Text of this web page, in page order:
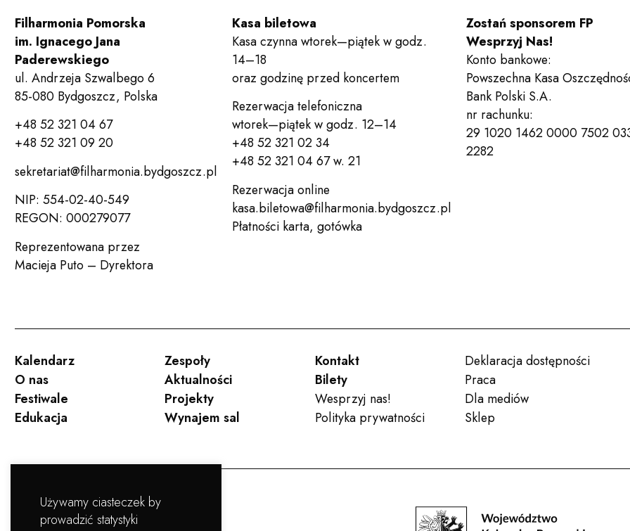
Zespoły
Wynajem sal
Kontakt
Filharmonia Pomorska
im. Ignacego Jana
Paderewskiego
ul. Andrzeja Szwalbego 6
85-080 Bydgoszcz, Polska
+48 52 321 04 67
+48 52 321 09 20
sekretariat@filharmonia.bydgoszcz.pl
NIP: 554-02-40-549
REGON: 000279077
Reprezentowana przez
Macieja Puto – Dyrektora
Kasa biletowa
Kasa czynna wtorek—piątek w godz.
14–18
oraz godzinę przed koncertem
Rezerwacja telefoniczna
wtorek—piątek w godz. 12–14
+48 52 321 02 34
+48 52 321 04 67 w. 21
Rezerwacja online
kasa.biletowa@filharmonia.bydgoszcz.pl
Płatności karta, gotówka
Zostań sponsorem FP
Wesprzyj Nas!
Konto bankowe:
Powszechna Kasa
Bank Polski S.A.
nr rachunku:
29 1020 1462 0000 7502
2282
Kalendarz
O nas
Festiwale
Edukacja
Zespoły
Aktualności
Projekty
Wynajem sal
Kontakt
Bilety
Wesprzyj nas!
Polityka prywatności
Deklaracja dostępności
Praca
Dla mediów
Sklep
Używamy ciasteczek by
prowadzić statystyki